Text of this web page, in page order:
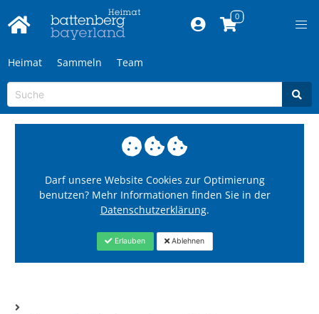
Heimat Sammeln Team
Darf unsere Website Cookies zur Optimierung
benutzen? Mehr Informationen finden Sie in der
Datenschutzerklärung.
Erlauben Ablehnen